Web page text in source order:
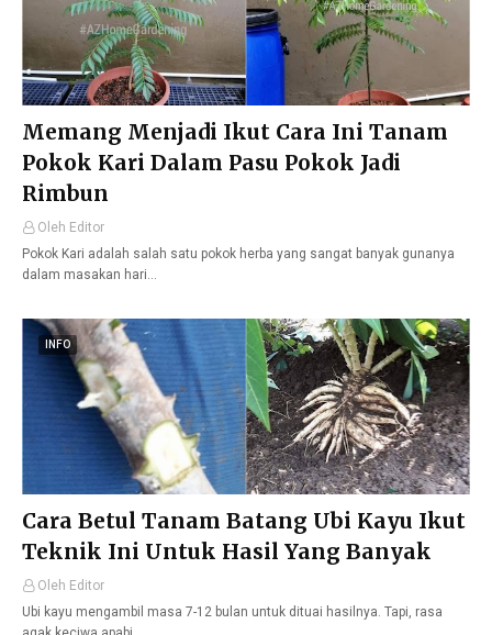
Memang Menjadi Ikut Cara Ini Tanam
Pokok Kari Dalam Pasu Pokok Jadi
Rimbun
Oleh Editor
Pokok Kari adalah salah satu pokok herba yang sangat banyak gunanya
dalam masakan hari…
INFO
Cara Betul Tanam Batang Ubi Kayu Ikut
Teknik Ini Untuk Hasil Yang Banyak
Oleh Editor
Ubi kayu mengambil masa 7-12 bulan untuk dituai hasilnya. Tapi, rasa